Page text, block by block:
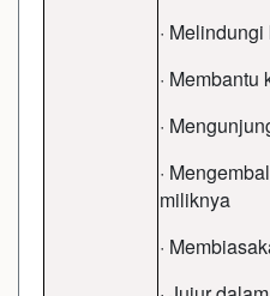
·
·
·
·
miliknya
·